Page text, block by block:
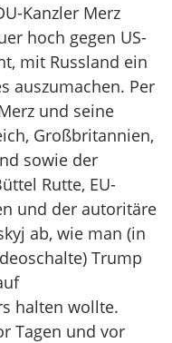
Kanzler Merz
hoch gegen US-
mit Russland ein
auszumachen. Per
und seine
Großbritannien,
sowie der
Rutte, EU-
und der autoritäre
ab, wie man (in
Trump
halten wollte.
Tagen und vor